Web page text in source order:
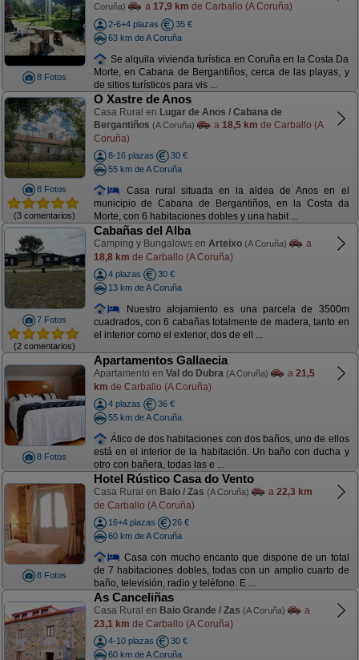
8 Fotos
Coruña)
a 17,9 km de Carballo (A Coruña)
2-6+4 plazas
35 €
63 km de A Coruña
Se alquila vivienda turística en Coruña en la Costa Da
Morte, en Cabana de Bergantiños, cerca de las playas, y
de sitios turísticos para vis ...
8 Fotos
(3 comentarios)
O Xastre de Anos
Casa Rural en Lugar de Anos / Cabana de
Bergantiños (A Coruña) a 18,5 km de Carballo (A
Coruña)
8-16 plazas
30 €
55 km de A Coruña
Casa rural situada en la aldea de Anos en el
municipio de Cabana de Bergantiños, en la Costa da
Morte, con 6 habitaciones dobles y una habit ...
7 Fotos
(2 comentarios)
Cabañas del Alba
Camping y Bungalows en Arteixo (A Coruña)
a
18,8 km de Carballo (A Coruña)
4 plazas
30 €
13 km de A Coruña
Nuestro alojamiento es una parcela de 3500m
cuadrados, con 6 cabañas totalmente de madera, tanto en
el interior como el exterior, dos de ell ...
8 Fotos
Apartamentos Gallaecia
Apartamento en Val do Dubra (A Coruña) a 21,5
km de Carballo (A Coruña)
4 plazas
36 €
55 km de A Coruña
Ático de dos habitaciones con dos baños, uno de ellos
está en el interior de la habitación. Un baño con ducha y
otro con bañera, todas las e ...
8 Fotos
Hotel Rústico Casa do Vento
Casa Rural en Baio / Zas (A Coruña) a 22,3 km
de Carballo (A Coruña)
16+4 plazas
26 €
60 km de A Coruña
Casa con mucho encanto que dispone de un total
de 7 habitaciones dobles, todas con un amplio cuarto de
baño, televisión, radio y teléfono. E ...
As Canceliñas
Casa Rural en Baio Grande / Zas (A Coruña)
a
23,1 km de Carballo (A Coruña)
4-10 plazas
30 €
60 km de A Coruña